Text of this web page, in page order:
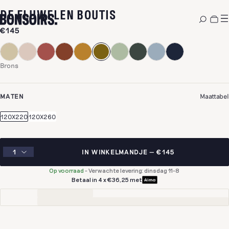
DE FLUWELEN BOUTIS-
€145
Brons
MATEN Maattabel
120X220120X260
IN WINKELMANDJE €145
Op voorraad -Verwachte levering: dinsdag 11-8
Betaal in 4 x €36,25 met